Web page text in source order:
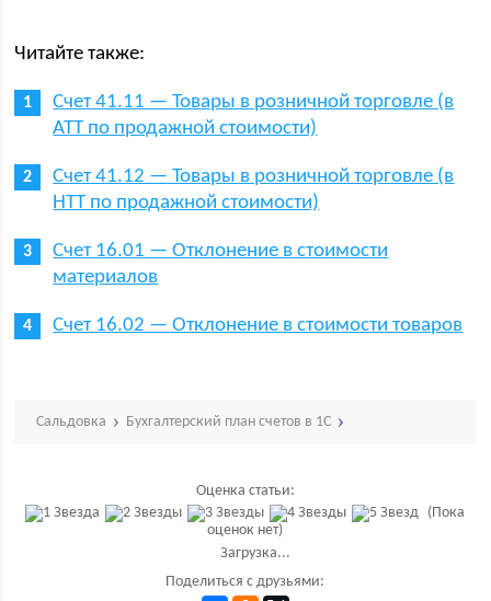
Читайте также:
Счет 41.11 — Товары в розничной торговле (в
АТТ по продажной стоимости)
Счет 41.12 — Товары в розничной торговле (в
НТТ по продажной стоимости)
Счет 16.01 — Отклонение в стоимости
материалов
Счет 16.02 — Отклонение в стоимости товаров
Сальдовка Бухгалтерский план счетов в 1С
Оценка статьи:
(Пока
оценок нет)
Загрузка...
Поделиться с друзьями: